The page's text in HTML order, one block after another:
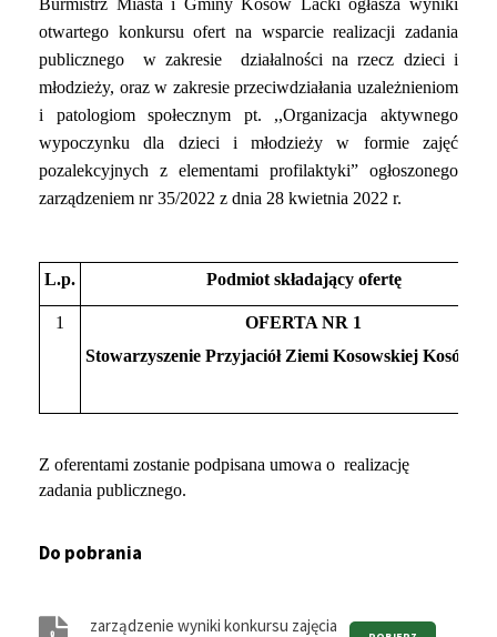
Burmistrz Miasta i Gminy Kosów Lacki ogłasza wyniki
otwartego konkursu ofert na wsparcie realizacji zadania
publicznego w zakresie działalności na rzecz dzieci i
młodzieży, oraz w zakresie przeciwdziałania uzależnieniom
i patologiom społecznym pt. ,,Organizacja aktywnego
wypoczynku dla dzieci i młodzieży w formie zajęć
pozalekcyjnych z elementami profilaktyki” ogłoszonego
zarządzeniem nr 35/2022 z dnia 28 kwietnia 2022 r.
L.p. Podmiot składający ofertę
1
OFERTA NR 1
Stowarzyszenie Przyjaciół Ziemi Kosowskiej Kosów
Z oferentami zostanie podpisana umowa o realizację
zadania publicznego.
Do pobrania
zarządzenie wyniki konkursu zajęcia